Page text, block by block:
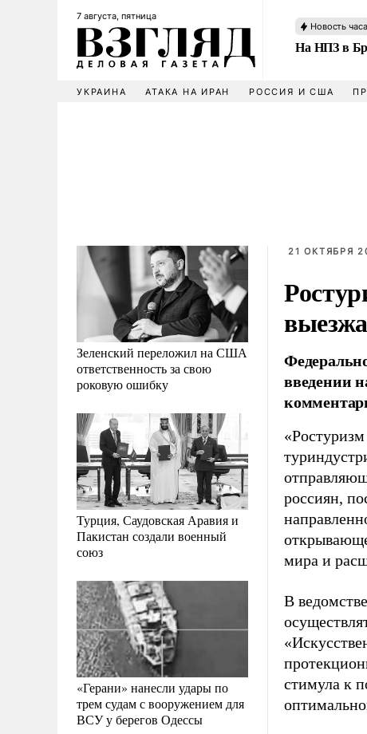
7 августа, пятница
Новость часа
На НПЗ в
УКРАИНА АТАКА НА ИРАН РОССИЯ И США
Зеленский переложил на США
ответственность за свою
роковую ошибку
Турция, Саудовская Аравия и
Пакистан создали военный
союз
«Герани» нанесли удары по
трем судам с вооружением для
ВСУ у берегов Одессы
21 ОКТЯБРЯ
введении
россиян,
мира и
В
стимула к